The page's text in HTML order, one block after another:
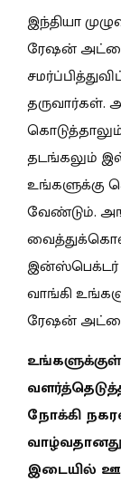
இந்தியா
ரேஷன்
தருவார்கள்.
தடங்கலும்
உங்களுக்கு
வேண்டும்.
இன்ஸ்பெக்டர்
வாங்கி
ரேஷன்
நோக்கி
இடையில்